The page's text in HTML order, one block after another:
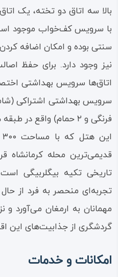
با سرویس کف‌خواب موجود
سنتی بوده و امکان اضافه
نیز وجود دارد. برای حفظ
اتاق‌ها سرویس بهداشتی
فرنگی و ۲ حمام) واقع در طبقه همکف استفاده کنند.
قدیمی‌ترین محله کرمانشاه
تاریخی تکیه بیگلربیگی
تجربه‌ای منحصر به فرد از حال
مهمانان به ارمغان می‌آورد و
گردشگری از جذابیت‌های این
امکانات و خدمات